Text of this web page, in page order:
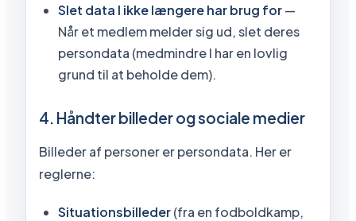
Slet data I ikke længere har brug for—
Når et medlem melder sig ud, slet deres
persondata (medmindre I har en lovlig
grund til at beholde dem).
4. Håndter billeder og sociale medier
Billeder af personer er persondata. Her er
reglerne:
Situationsbilleder(fra en fodboldkamp,